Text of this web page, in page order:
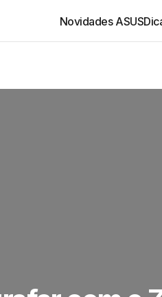
Novidades ASUS